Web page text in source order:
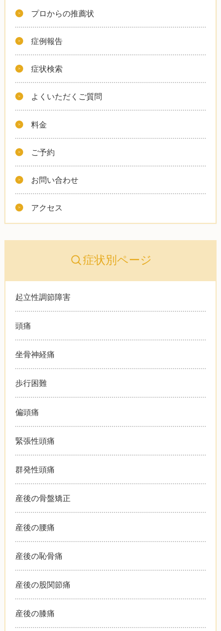
プロからの推薦状
症例報告
症状検索
よくいただくご質問
料金
ご予約
お問い合わせ
アクセス
症状別ページ
起立性調節障害
頭痛
坐骨神経痛
歩行困難
偏頭痛
緊張性頭痛
群発性頭痛
産後の骨盤矯正
産後の腰痛
産後の恥骨痛
産後の股関節痛
産後の膝痛